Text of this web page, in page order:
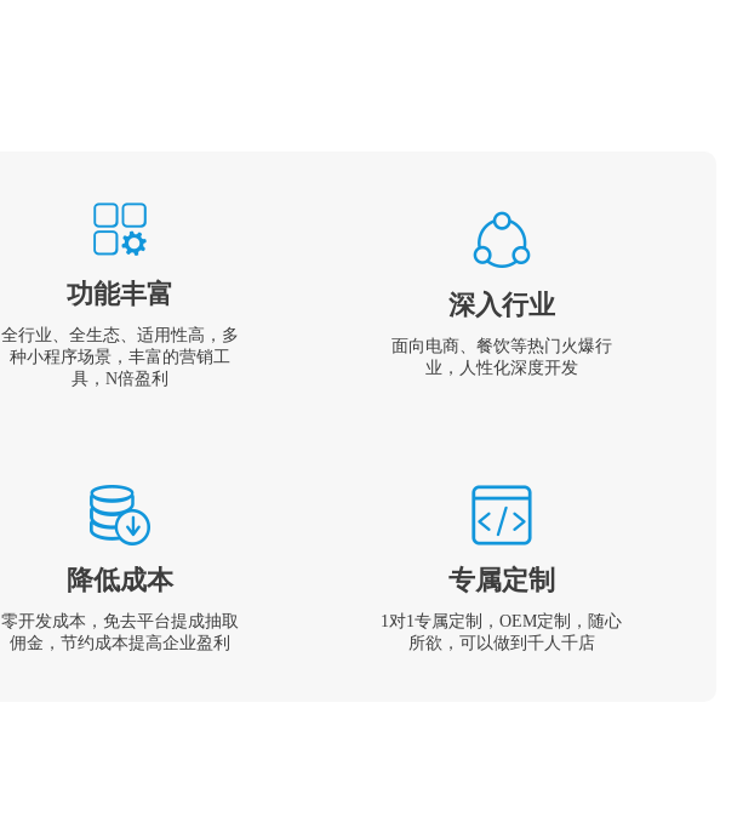
功能丰富
全行业、全生态、适用性高，多
种小程序场景，丰富的营销工
具，N倍盈利
深入行业
面向电商、餐饮等热门火爆行
业，人性化深度开发
降低成本
零开发成本，免去平台提成抽取
佣金，节约成本提高企业盈利
专属定制
1对1专属定制，OEM定制，随心
所欲，可以做到千人千店